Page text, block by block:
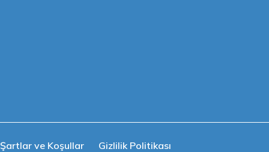
Şartlar ve Koşullar Gizlilik Politikası